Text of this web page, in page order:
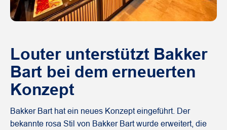
Louter unterstützt Bakker
Bart bei dem erneuerten
Konzept
Bakker Bart hat ein neues Konzept eingeführt. Der
bekannte rosa Stil von Bakker Bart wurde erweitert, die